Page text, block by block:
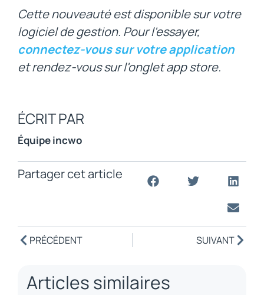
Articles similaires
Cette nouveauté est disponible sur votre
logiciel de gestion. Pour l'essayer,
connectez-vous sur votre application
et rendez-vous sur l'onglet app store.
ÉCRIT PAR
Équipe incwo
Partager cet article
PRÉCÉDENT SUIVANT